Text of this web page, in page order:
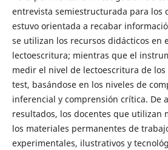
entrevista semiestructurada para los
estuvo orientada a recabar
se utilizan los recursos didácticos en
lectoescritura; mientras que el
medir el nivel de lectoescritura de
test, basándose en los niveles de
inferencial y comprensión crítica. De
resultados, los docentes que utilizan
los materiales permanentes de
experimentales, ilustrativos y